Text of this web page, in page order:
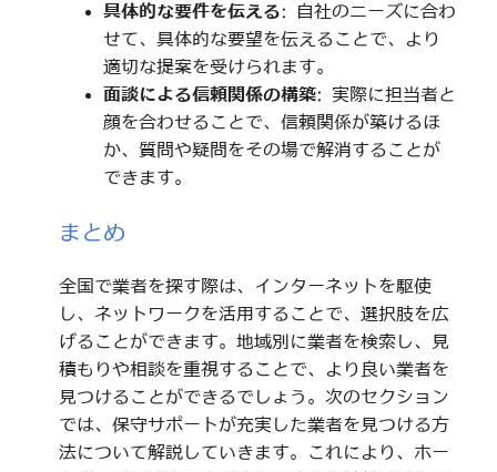
具体的な要件を伝える: 自社のニーズに合わ
せて、具体的な要望を伝えることで、より
適切な提案を受けられます。
面談による信頼関係の構築: 実際に担当者と
顔を合わせることで、信頼関係が築けるほ
か、質問や疑問をその場で解消することが
できます。
まとめ
全国で業者を探す際は、インターネットを駆使
し、ネットワークを活用することで、選択肢を広
げることができます。地域別に業者を検索し、見
積もりや相談を重視することで、より良い業者を
見つけることができるでしょう。次のセクション
では、保守サポートが充実した業者を見つける方
法について解説していきます。これにより、ホー